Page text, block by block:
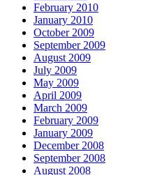
February 2010
January 2010
October 2009
September 2009
August 2009
July 2009
May 2009
April 2009
March 2009
February 2009
January 2009
December 2008
September 2008
August 2008